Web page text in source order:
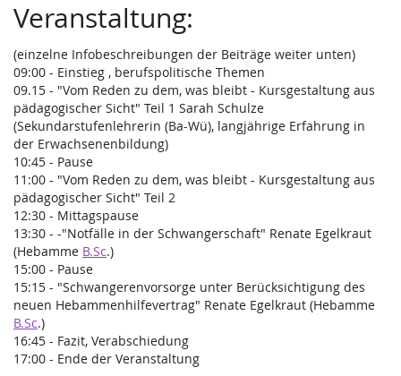
Veranstaltung:
(einzelne Infobeschreibungen der Beiträge weiter unten)
09:00 - Einstieg , berufspolitische Themen
09.15 - "Vom Reden zu dem, was bleibt - Kursgestaltung aus
pädagogischer Sicht" Teil 1 Sarah Schulze
(Sekundarstufenlehrerin (Ba-Wü), langjährige Erfahrung in
der Erwachsenenbildung)
10:45 - Pause
11:00 - "Vom Reden zu dem, was bleibt - Kursgestaltung aus
pädagogischer Sicht" Teil 2
12:30 - Mittagspause
13:30 - -"Notfälle in der Schwangerschaft" Renate Egelkraut
(Hebamme B.Sc.)
15:00 - Pause
15:15 - "Schwangerenvorsorge unter Berücksichtigung des
neuen Hebammenhilfevertrag" Renate Egelkraut (Hebamme
B.Sc.)
16:45 - Fazit, Verabschiedung
17:00 - Ende der Veranstaltung